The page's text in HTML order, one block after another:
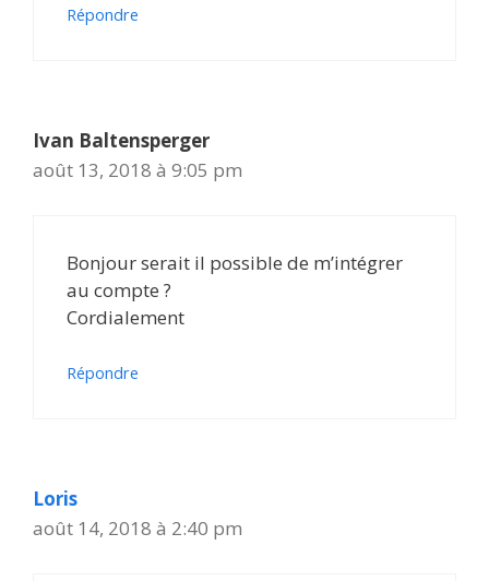
Répondre
Ivan Baltensperger
août 13, 2018 à 9:05 pm
Bonjour serait il possible de m’intégrer
au compte ?
Cordialement
Répondre
Loris
août 14, 2018 à 2:40 pm